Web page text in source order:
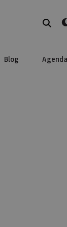
BUSCAR
Blog Agenda